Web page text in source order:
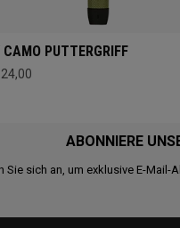
CAMO PUTTERGRIFF
ABONNIERE
Sie sich an, um exklusive E-Mail-